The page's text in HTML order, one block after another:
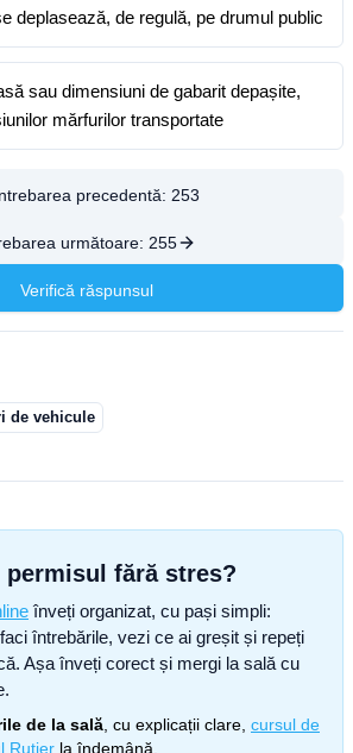
deplasează, de regulă, pe drumul public
sau dimensiuni de gabarit depașite,
mărfurilor transportate
precedentă: 253
următoare: 255
Verifică răspunsul
de vehicule
permisul fără stres?
înveți organizat, cu pași simpli:
întrebările, vezi ce ai greșit și repeți
Așa înveți corect și mergi la sală cu
de la sală , cu explicații clare, cursul de
Rutier la îndemână.